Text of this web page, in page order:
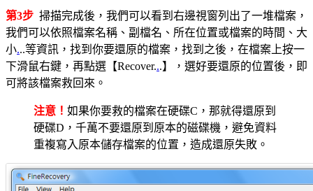
第3步 掃描完成後，我們可以看到右邊視窗列出了一堆檔案，
我們可以依照檔案名稱、副檔名、所在位置或檔案的時間、大
小...等資訊，找到你要還原的檔案，找到之後，在檔案上按一
下滑鼠右鍵，再點選【Recover...】，選好要還原的位置後，即
可將該檔案救回來。
注意！ 如果你要救的檔案在硬碟C，那就得還原到
硬碟D，千萬不要還原到原本的磁碟機，避免資料
重複寫入原本儲存檔案的位置，造成還原失敗。